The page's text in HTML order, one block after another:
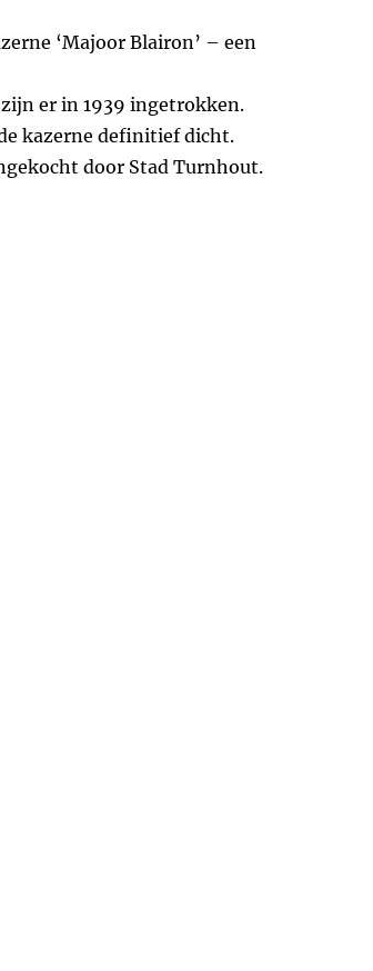
‘Majoor Blairon’ – een
er in 1939 ingetrokken.
kazerne definitief dicht.
door Stad Turnhout.